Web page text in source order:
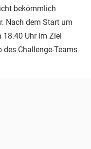
bekömmlich
Nach dem Start um
18.40 Uhr im Ziel
Challenge-Teams